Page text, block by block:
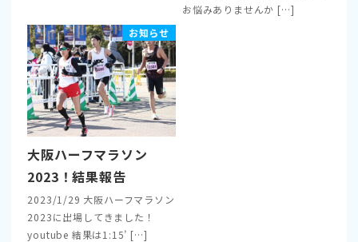
お悩みありませんか […]
お知らせ
大阪ハーフマラソン
2023！結果報告
2023/1/29 大阪ハーフマラソン
2023に出場してきました！
youtube 結果は1:15’ […]